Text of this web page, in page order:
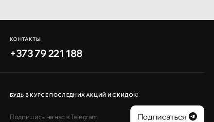
КОНТАКТЫ
+373 79 221 188
БУДЬ В КУРСЕ ПОСЛЕДНИХ АКЦИЙ И СКИДОК!
Подпишись на нас в Telegram Подписаться